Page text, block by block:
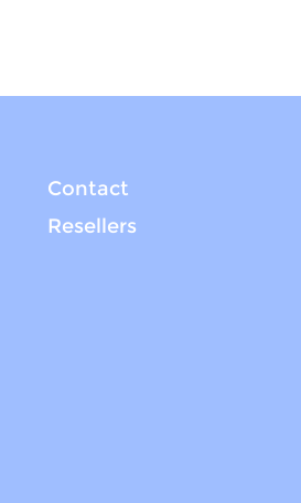
Contact
Resellers